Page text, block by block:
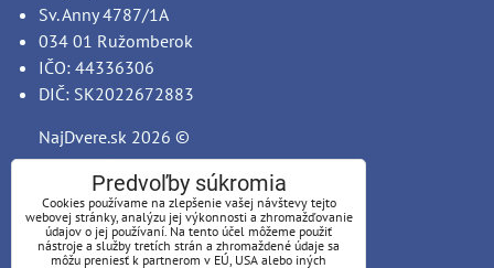
Sv. Anny 4787/1A
034 01 Ružomberok
IČO: 44336306
DIČ: SK2022672883
NajDvere.sk 2026 ©
Predvoľby súkromia
Cookies používame na zlepšenie vašej návštevy tejto
webovej stránky, analýzu jej výkonnosti a zhromažďovanie
údajov o jej používaní. Na tento účel môžeme použiť
nástroje a služby tretích strán a zhromaždené údaje sa
môžu preniesť k partnerom v EÚ, USA alebo iných